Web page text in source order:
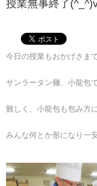
授業無事終了
今日の授業もおかげさま
サンラータン麺、小龍包
難しく、小龍包も包み方
みんな何とか形になり一